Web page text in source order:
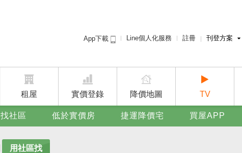
App下載 Line個人化服務 註冊 刊登方案
賣屋刊登
廣告刊登
租屋 實價登錄 降價地圖 TV
找社區 低於實價房 捷運降價宅 買屋APP
用社區找